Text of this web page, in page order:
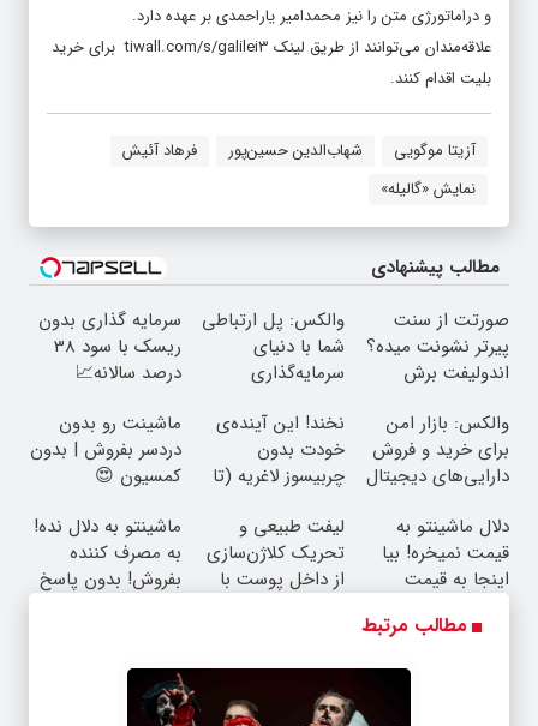
و دراماتورژی متن را نیز محمدامیر یاراحمدی بر عهده دارد.
علاقه‌مندان می‌توانند از طریق لینک tiwall.com/s/galilei3برای خرید
بلیت اقدام کنند.
آزیتا موگویی شهاب‌الدین حسین‌پور
فرهاد آئیش
نمایش «گالیله»
مطالب پیشنهادی
صورتت از سنت
پیرتر نشونت میده؟
اندولیفت برش
والکس: پل ارتباطی
شما با دنیای
سرمایه‌گذاری
سرمایه گذاری بدون
ریسک با سود 38
درصد سالانه📈
والکس: بازار امن
برای خرید و فروش
دارایی‌های دیجیتال
نخند! این آینده‌ی
خودت بدون
چربیسوز لاغریه (تا
بده)
ماشینت رو بدون
دردسر بفروش | بدون
کمسیون 😍
دلال ماشینتو به
قیمت نمیخره! بیا
اینجا به قیمت
واقعی*
لیفت طبیعی و
تحریک کلاژن‌سازی
از داخل پوست با
ماشینتو به دلال نده!
به مصرف کننده
بفروش! بدون پاسخ
مطالب مرتبط